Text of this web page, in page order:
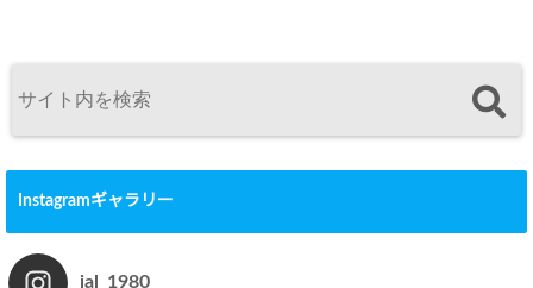
Instagramギャラリー
jal_1980